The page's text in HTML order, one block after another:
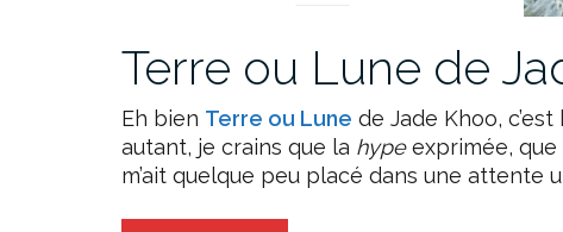
Terre ou Lune de
Eh bien Terre ou Lune de Jade Khoo,
autant, je crains que la hypeexprimée, que
m’ait quelque peu placé dans une attente